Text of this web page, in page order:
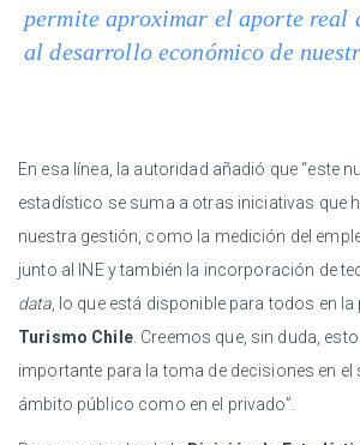
permite aproximar el aporte real
al desarrollo económico de
En esa línea, la autoridad añadió que “este
estadístico se suma a otras iniciativas que
nuestra gestión, como la medición del
junto al INE y también la incorporación de
data, lo que está disponible para todos en
Turismo Chile. Creemos que, sin duda,
importante para la toma de decisiones en el
ámbito público como en el privado”.